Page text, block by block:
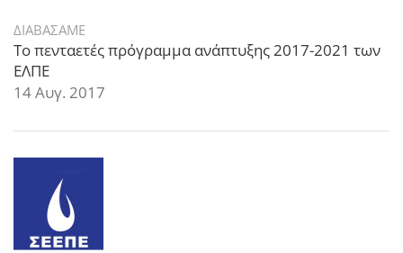
ΔΙΑΒΑΣΑΜΕ
Το πενταετές πρόγραμμα ανάπτυξης 2017-2021 των
ΕΛΠΕ
14 Αυγ. 2017